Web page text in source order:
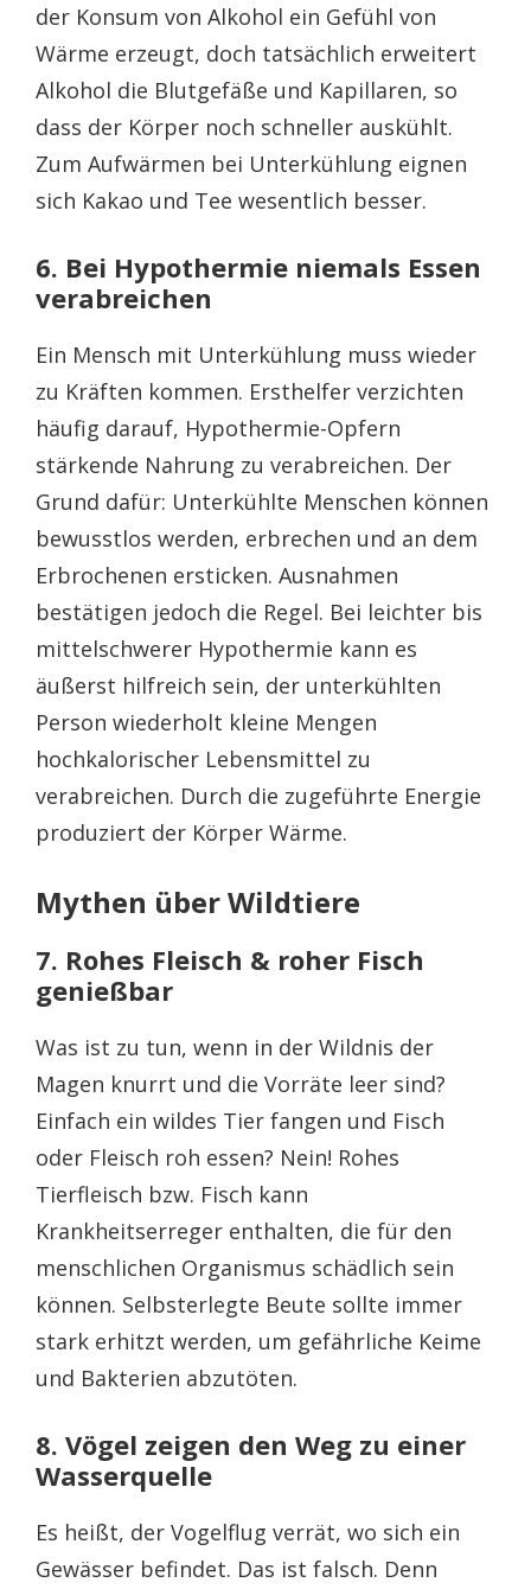
der Konsum von Alkohol ein Gefühl von
Wärme erzeugt, doch tatsächlich erweitert
Alkohol die Blutgefäße und Kapillaren, so
dass der Körper noch schneller auskühlt.
Zum Aufwärmen bei Unterkühlung eignen
sich Kakao und Tee wesentlich besser.
6. Bei Hypothermie niemals Essen
verabreichen
Ein Mensch mit Unterkühlung muss wieder
zu Kräften kommen. Ersthelfer verzichten
häufig darauf, Hypothermie-Opfern
stärkende Nahrung zu verabreichen. Der
Grund dafür: Unterkühlte Menschen können
bewusstlos werden, erbrechen und an dem
Erbrochenen ersticken. Ausnahmen
bestätigen jedoch die Regel. Bei leichter bis
mittelschwerer Hypothermie kann es
äußerst hilfreich sein, der unterkühlten
Person wiederholt kleine Mengen
hochkalorischer Lebensmittel zu
verabreichen. Durch die zugeführte Energie
produziert der Körper Wärme.
Mythen über Wildtiere
7. Rohes Fleisch & roher Fisch
genießbar
Was ist zu tun, wenn in der Wildnis der
Magen knurrt und die Vorräte leer sind?
Einfach ein wildes Tier fangen und Fisch
oder Fleisch roh essen? Nein! Rohes
Tierfleisch bzw. Fisch kann
Krankheitserreger enthalten, die für den
menschlichen Organismus schädlich sein
können. Selbsterlegte Beute sollte immer
stark erhitzt werden, um gefährliche Keime
und Bakterien abzutöten.
8. Vögel zeigen den Weg zu einer
Wasserquelle
Es heißt, der Vogelflug verrät, wo sich ein
Gewässer befindet. Das ist falsch. Denn